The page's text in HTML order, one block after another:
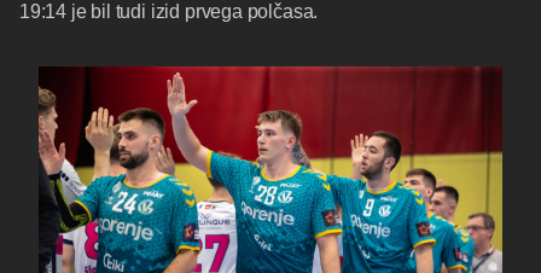
19:14 je bil tudi izid prvega polčasa.